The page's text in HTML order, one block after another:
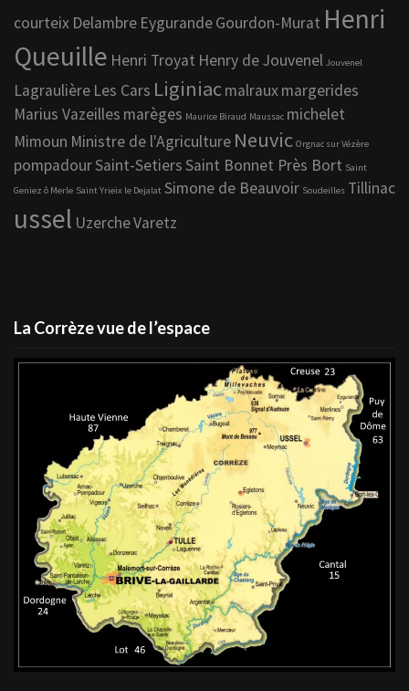
courteix Delambre EygurandeGourdon-Murat Henri
Queuille Henri Troyat Henry de Jouvenel Jouvenel
Lagraulière Les Cars Liginiacmalrauxmargerides
Marius Vazeilles marèges Maurice Biraud Maussac michelet
Mimoun Ministre de l'Agriculture Neuvic Orgnac sur Vézère
pompadourSaint-SetiersSaint Bonnet Près Bort Saint
Geniez ô Merle Saint Yrieix le Dejalat Simone de Beauvoir Soudeilles Tillinac
ussel UzercheVaretz
La Corrèze vue de l’espace